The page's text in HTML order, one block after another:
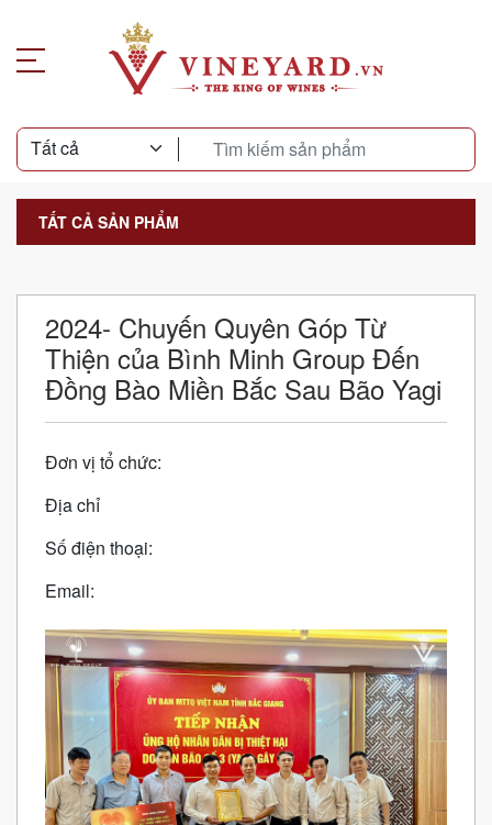
TẤT CẢ SẢN PHẨM
2024- Chuyến Quyên Góp Từ
Thiện của Bình Minh Group Đến
Đồng Bào Miền Bắc Sau Bão Yagi
Đơn vị tổ chức:
Địa chỉ
Số điện thoại:
Email: